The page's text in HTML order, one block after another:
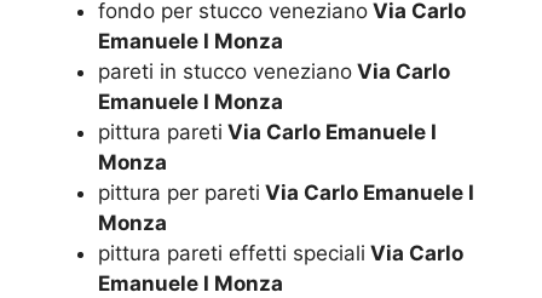
fondo per stucco veneziano Via Carlo
Emanuele I Monza
pareti in stucco veneziano Via Carlo
Emanuele I Monza
pittura pareti Via Carlo Emanuele I
Monza
pittura per pareti Via Carlo Emanuele I
Monza
pittura pareti effetti speciali Via Carlo
Emanuele I Monza